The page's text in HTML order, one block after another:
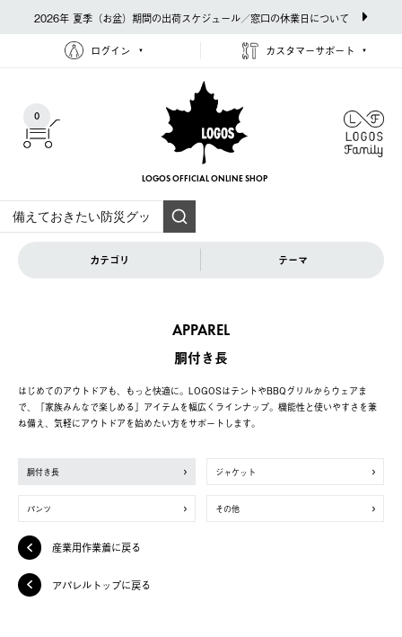
2026年 夏季（お盆）期間の出荷スケジュール／窓口の休業日について
ログイン カスタマーサポート
0
LOGOS OFFICIAL ONLINE SHOP
カテゴリ テーマ
APPAREL
胴付き長
はじめてのアウトドアも、もっと快適に。LOGOSはテントやBBQグリルからウェアま
で、「家族みんなで楽しめる」アイテムを幅広くラインナップ。機能性と使いやすさを兼
ね備え、気軽にアウトドアを始めたい方をサポートします。
胴付き長 ジャケット
パンツ その他
産業用作業着に戻る
アパレルトップに戻る